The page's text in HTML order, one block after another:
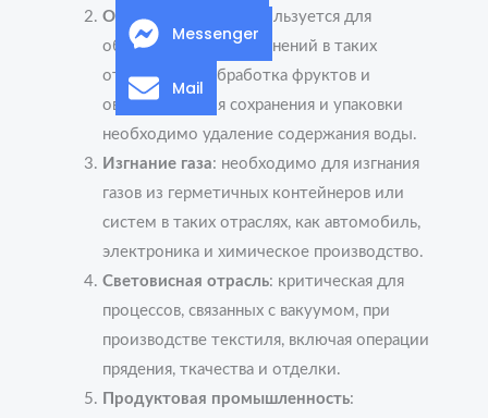
Обезвоживание
: используется для
обезвоживания применений в таких
отраслях, как обработка фруктов и
овощей, где для сохранения и упаковки
необходимо удаление содержания воды.
Изгнание газа: необходимо для изгнания
газов из герметичных контейнеров или
систем в таких отраслях, как автомобиль,
электроника и химическое производство.
Световисная отрасль: критическая для
процессов, связанных с вакуумом, при
производстве текстиля, включая операции
прядения, ткачества и отделки.
Продуктовая промышленность:
Messenger
Mail